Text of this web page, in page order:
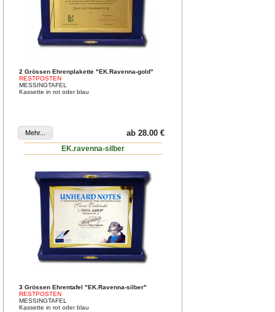
2 Grössen Ehrenplakette "EK.Ravenna-gold"
RESTPOSTEN
MESSINGTAFEL
Kassette in rot oder blau
ab 28.00 €
EK.ravenna-silber
3 Grössen Ehrentafel "EK.Ravenna-silber"
RESTPOSTEN
MESSINGTAFEL
Kassette in rot oder blau